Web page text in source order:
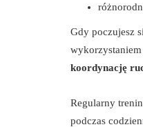
Gdy poczujesz
wykorzystaniem
koordynację
Regularny
podczas